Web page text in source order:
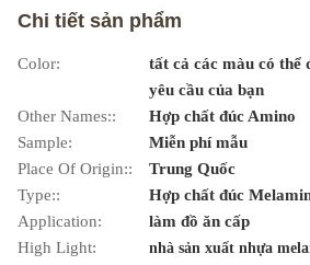
Chi tiết sản phẩm
Color:
tất cả các màu có thể
yêu cầu của bạn
Other Names::
Hợp chất đúc Amino
Sample:
Miễn phí mẫu
Place Of Origin::
Trung Quốc
Type::
Hợp chất đúc
Application:
làm đồ ăn cấp
High Light:
nhà sản xuất nhựa